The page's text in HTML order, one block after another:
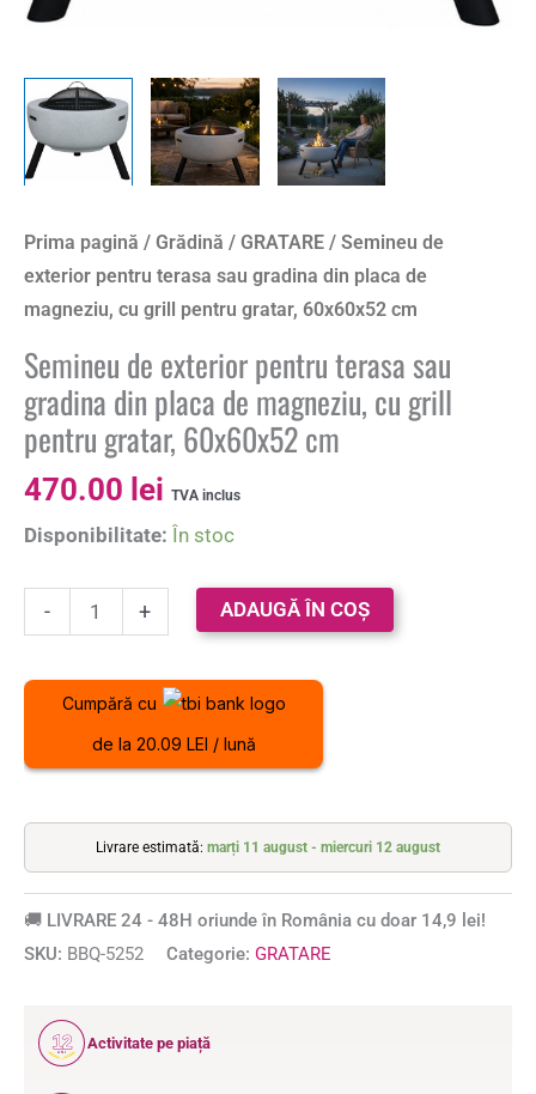
Prima pagină / Grădină / GRATARE / Semineu de
exterior pentru terasa sau gradina din placa de
magneziu, cu grill pentru gratar, 60x60x52 cm
Semineu de exterior pentru terasa sau
gradina din placa de magneziu, cu grill
pentru gratar, 60x60x52 cm
470.00 lei TVA inclus
Disponibilitate: În stoc
-
grill
gratar,
60x60x52
cm
+ ADAUGĂ ÎN COȘ
Cumpără cu
de la 20.09 LEI / lună
Livrare estimată: marți 11 august - miercuri 12 august
🚚 LIVRARE 24 - 48H oriunde în România cu doar 14,9 lei!
SKU: BBQ-5252 Categorie: GRATARE
12
ANI
Activitate pe piață